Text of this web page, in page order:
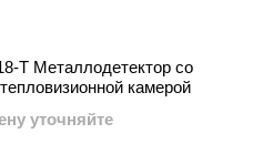
T Металлодетектор со
камерой
уточняйте